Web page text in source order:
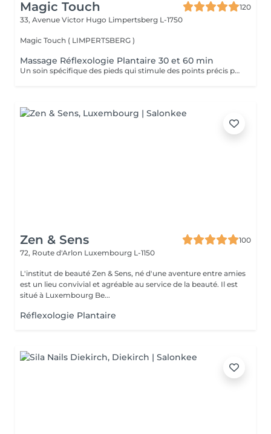
Magic Touch
120
33, Avenue Victor Hugo Limpertsberg L-1750
Magic Touch ( LIMPERTSBERG )
Massage Réflexologie Plantaire 30 et 60 min
Un soin spécifique des pieds qui stimule des points précis pour améliorer le bien-être général et équilibrer le corps.
Zen & Sens
100
72, Route d'Arlon Luxembourg L-1150
L'institut de beauté Zen & Sens, né d'une aventure entre amies
est un lieu convivial et agréable au service de la beauté. Il est
situé à Luxembourg Be...
Réflexologie Plantaire